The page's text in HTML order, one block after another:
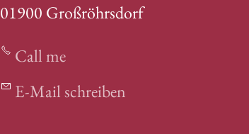
01900 Großröhrsdorf
Call me
E-Mail schreiben